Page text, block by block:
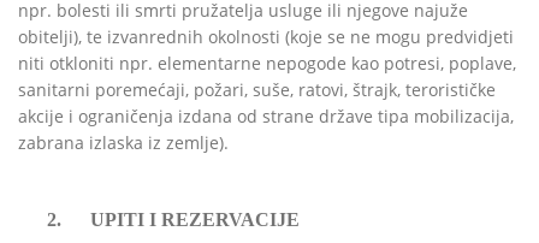
npr. bolesti ili smrti pružatelja usluge ili njegove najuže
obitelji), te izvanrednih okolnosti (koje se ne mogu predvidjeti
niti otkloniti npr. elementarne nepogode kao potresi, poplave,
sanitarni poremećaji, požari, suše, ratovi, štrajk, terorističke
akcije i ograničenja izdana od strane države tipa mobilizacija,
zabrana izlaska iz zemlje).
2. UPITI I REZERVACIJE